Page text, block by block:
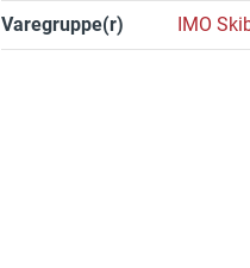
Varegruppe(r) IMO